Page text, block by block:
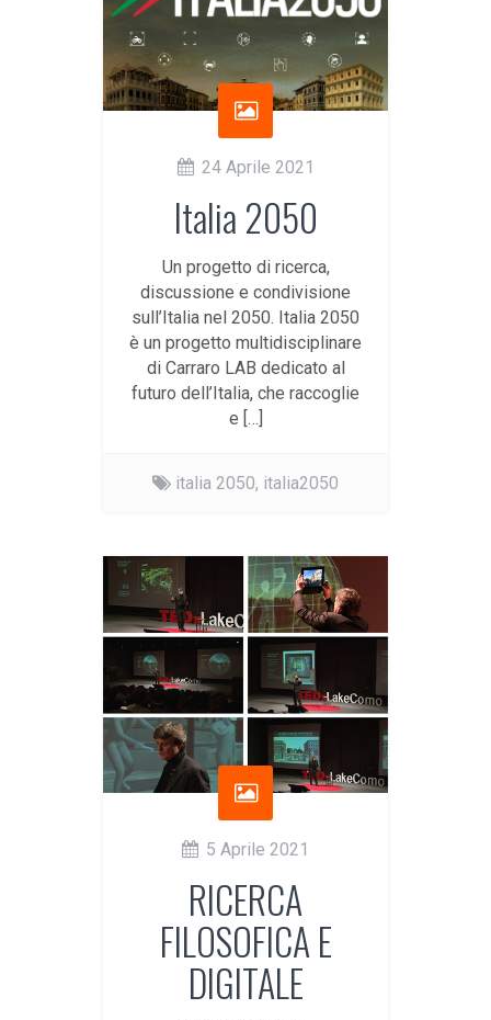
24 Aprile 2021
Italia 2050
Un progetto di ricerca,
discussione e condivisione
sull’Italia nel 2050. Italia 2050
è un progetto multidisciplinare
di Carraro LAB dedicato al
futuro dell’Italia, che raccoglie
e […]
italia 2050, italia2050
5 Aprile 2021
RICERCA
FILOSOFICA E
DIGITALE